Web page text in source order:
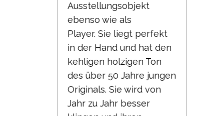
Ausstellungsobjekt
ebenso wie als
Player. Sie liegt perfekt
in der Hand und hat den
kehligen holzigen Ton
des über 50 Jahre jungen
Originals. Sie wird von
Jahr zu Jahr besser